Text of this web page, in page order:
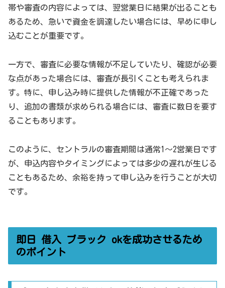
帯や審査の内容によっては、翌営業日に結果が出ることも
あるため、急いで資金を調達したい場合には、早めに申し
込むことが重要です。
一方で、審査に必要な情報が不足していたり、確認が必要
な点があった場合には、審査が長引くことも考えられま
す。特に、申し込み時に提供した情報が不正確であった
り、追加の書類が求められる場合には、審査に数日を要す
ることもあります。
このように、セントラルの審査期間は通常1～2営業日です
が、申込内容やタイミングによっては多少の遅れが生じる
こともあるため、余裕を持って申し込みを行うことが大切
です。
即日 借入 ブラック okを成功させるため
のポイント